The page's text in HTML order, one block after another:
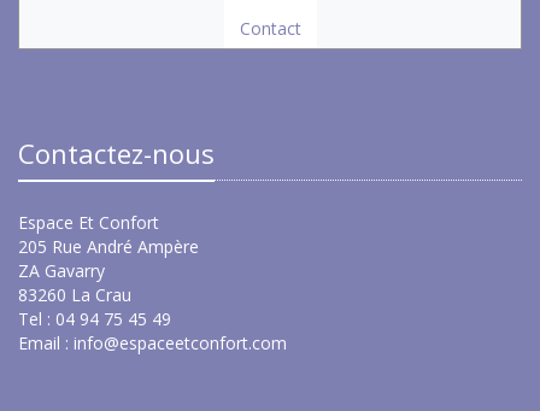
Contact
Contactez-nous
Espace Et Confort
205 Rue André Ampère
ZA Gavarry
83260 La Crau
Tel : 04 94 75 45 49
Email : info@espaceetconfort.com